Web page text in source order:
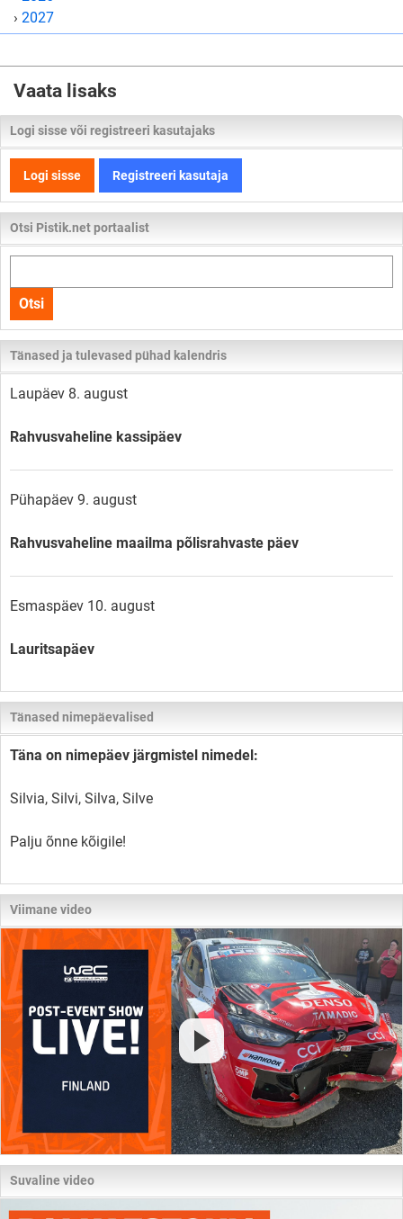
› 2027
Vaata lisaks
Logi sisse või registreeri kasutajaks
Logi sisse Registreeri kasutaja
Otsi Pistik.net portaalist
kogu
lehelt
Otsi
Tänased ja tulevased pühad kalendris
Laupäev 8. august
Rahvusvaheline kassipäev
Pühapäev 9. august
Rahvusvaheline maailma põlisrahvaste päev
Esmaspäev 10. august
Lauritsapäev
Tänased nimepäevalised
Täna on nimepäev järgmistel nimedel:
Silvia, Silvi, Silva, Silve
Palju õnne kõigile!
Viimane video
Suvaline video